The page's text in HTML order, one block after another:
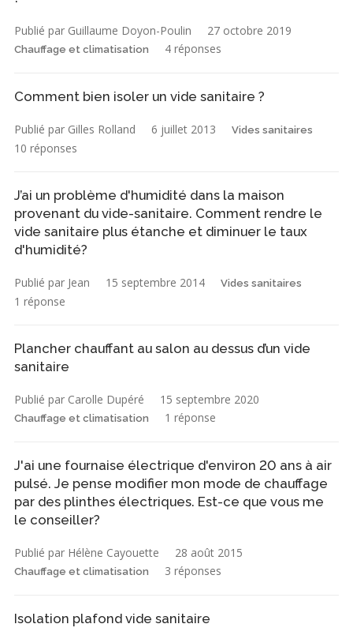
Publié par Guillaume Doyon-Poulin 27 octobre 2019
Chauffage et climatisation 4 réponses
Comment bien isoler un vide sanitaire ?
Publié par Gilles Rolland 6 juillet 2013 Vides sanitaires
10 réponses
J’ai un problème d'humidité dans la maison
provenant du vide-sanitaire. Comment rendre le
vide sanitaire plus étanche et diminuer le taux
d'humidité?
Publié par Jean 15 septembre 2014 Vides sanitaires
1 réponse
Plancher chauffant au salon au dessus d’un vide
sanitaire
Publié par Carolle Dupéré 15 septembre 2020
Chauffage et climatisation 1 réponse
J'ai une fournaise électrique d'environ 20 ans à air
pulsé. Je pense modifier mon mode de chauffage
par des plinthes électriques. Est-ce que vous me
le conseiller?
Publié par Hélène Cayouette 28 août 2015
Chauffage et climatisation 3 réponses
Isolation plafond vide sanitaire